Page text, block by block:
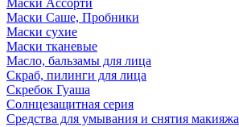
Маски Ассорти
Маски Саше, Пробники
Маски сухие
Маски тканевые
Масло, бальзамы для лица
Скраб, пилинги для лица
Скребок Гуаша
Солнцезащитная серия
Средства для умывания и снятия макияжа